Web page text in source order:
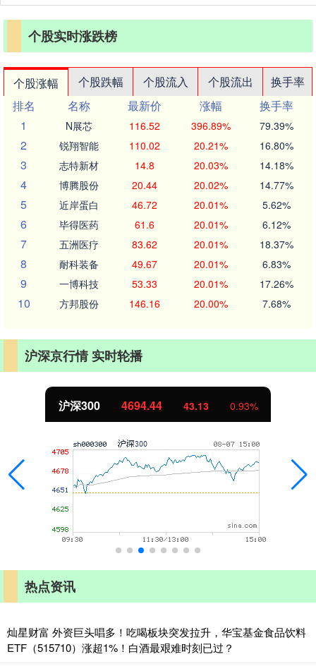
个股实时涨跌榜
个股涨幅 个股跌幅 个股流入 个股流出
换手率
排名
名称 最新价 涨幅
换手率
1
N展芯 116.52 396.89% 79.39%
2 锐翔智能 110.02 20.21% 16.80%
3 志特新材 14.8 20.03% 14.18%
4 博腾股份 20.44 20.02% 14.77%
5 近岸蛋白 46.72 20.01% 5.62%
6 毕得医药 61.6 20.01% 6.12%
7 五洲医疗 83.62 20.01% 18.37%
8 耐科装备 49.67 20.01% 6.83%
9 一博科技 53.33 20.01% 17.26%
10 方邦股份 146.16 20.00% 7.68%
沪深京行情 实时轮播
沪深300 4694.44 43.13 0.93%
热点资讯
灿星财富 外资巨头唱多！吃喝板块突发拉升，华宝基金食品饮料
ETF（515710）涨超1%！白酒最艰难时刻已过？